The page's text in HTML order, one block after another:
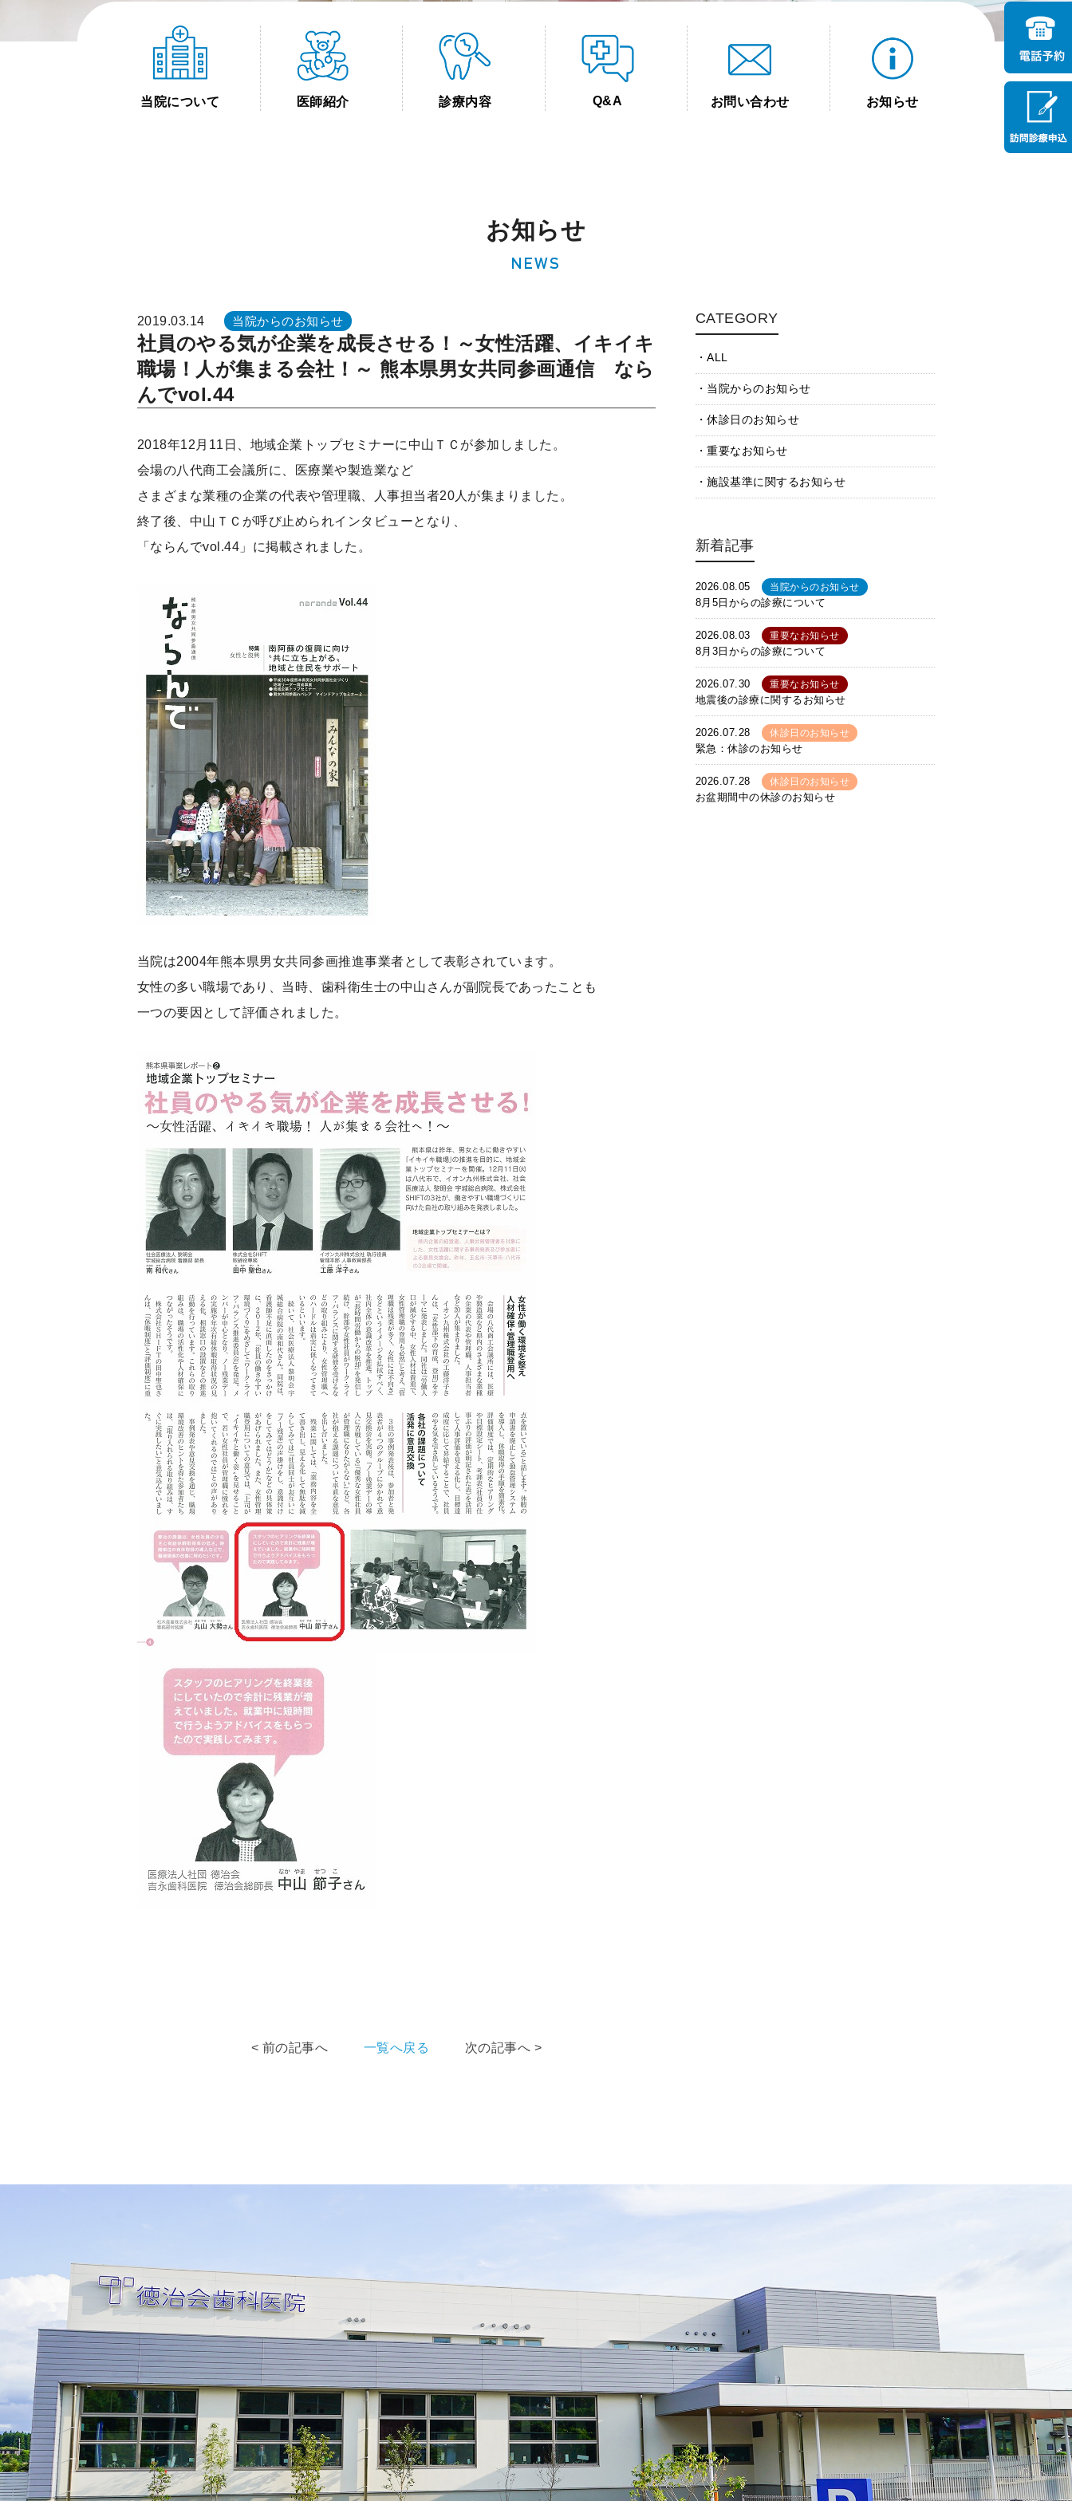
当院について 医師紹介 診療内容 Q&A お問い合わせ お知らせ
お知らせ
NEWS
2019.03.14 当院からのお知らせ
社員のやる気が企業を成長させる！～女性活躍、イキイキ
職場！人が集まる会社！～ 熊本県男女共同参画通信 なら
んでvol.44
2018年12月11日、地域企業トップセミナーに中山ＴＣが参加しました。
会場の八代商工会議所に、医療業や製造業など
さまざまな業種の企業の代表や管理職、人事担当者20人が集まりました。
終了後、中山ＴＣが呼び止められインタビューとなり、
「ならんでvol.44」に掲載されました。
当院は2004年熊本県男女共同参画推進事業者として表彰されています。
女性の多い職場であり、当時、歯科衛生士の中山さんが副院長であったことも
一つの要因として評価されました。
< 前の記事へ 一覧へ戻る 次の記事へ >
CATEGORY
ALL
当院からのお知らせ
休診日のお知らせ
重要なお知らせ
施設基準に関するお知らせ
新着記事
2026.08.05 当院からのお知らせ
8月5日からの診療について
2026.08.03 重要なお知らせ
8月3日からの診療について
2026.07.30 重要なお知らせ
地震後の診療に関するお知らせ
2026.07.28 休診日のお知らせ
緊急：休診のお知らせ
2026.07.28 休診日のお知らせ
お盆期間中の休診のお知らせ